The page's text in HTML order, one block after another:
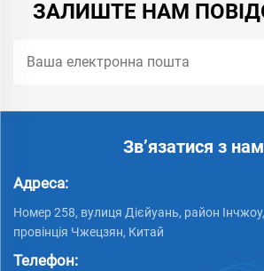
ЗАЛИШТЕ НАМ
Зв’язатися з
Адреса:
Номер 258, вулиця Дієйуань, район Інчжоу,
провінція Чжецзян, Китай
Телефон: